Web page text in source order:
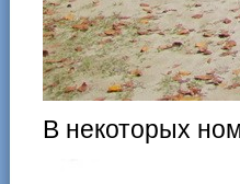
В некоторых